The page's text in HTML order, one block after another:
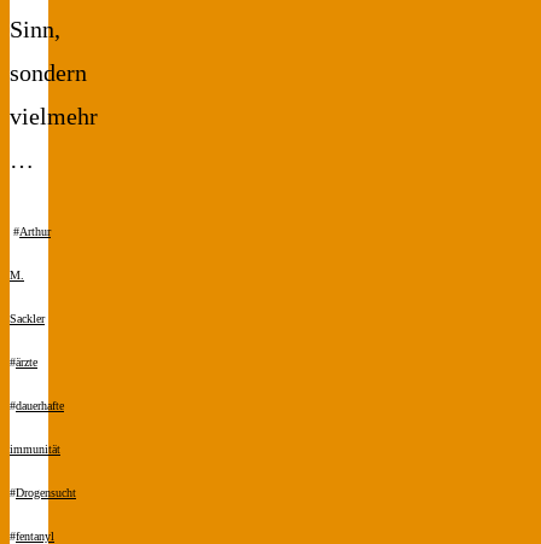
Sinn,
sondern
vielmehr
…
#Arthur
M.
Sackler
#ärzte
#dauerhafte
immunität
#Drogensucht
#fentanyl